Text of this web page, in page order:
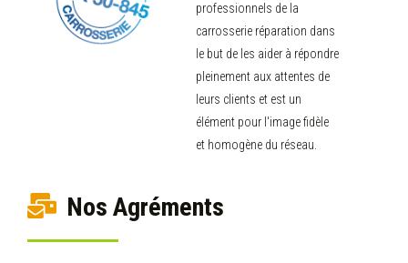
professionnels de la
carrosserie réparation dans
le but de les aider à répondre
pleinement aux attentes de
leurs clients et est un
élément pour l'image fidèle
et homogène du réseau.
Nos Agréments